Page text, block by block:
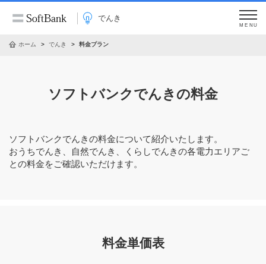
でんき
MENU
ホーム でんき 料金プラン
ソフトバンクでんきの料金
ソフトバンクでんきの料金について紹介いたします。
おうちでんき、自然でんき、くらしでんきの各電力エリアご
との料金をご確認いただけます。
料金単価表